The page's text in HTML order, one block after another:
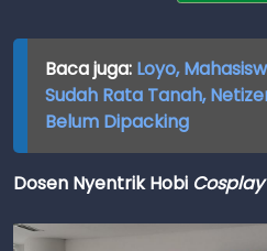
Baca juga: Loyo,
Sudah Rata Tanah,
Belum Dipacking
Dosen Nyentrik Hobi Cosplay